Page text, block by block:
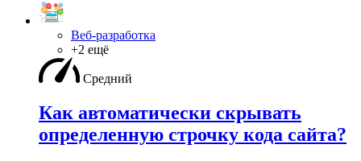
Веб-разработка
+2 ещё
Средний
Как автоматически скрывать
определенную строчку кода сайта?